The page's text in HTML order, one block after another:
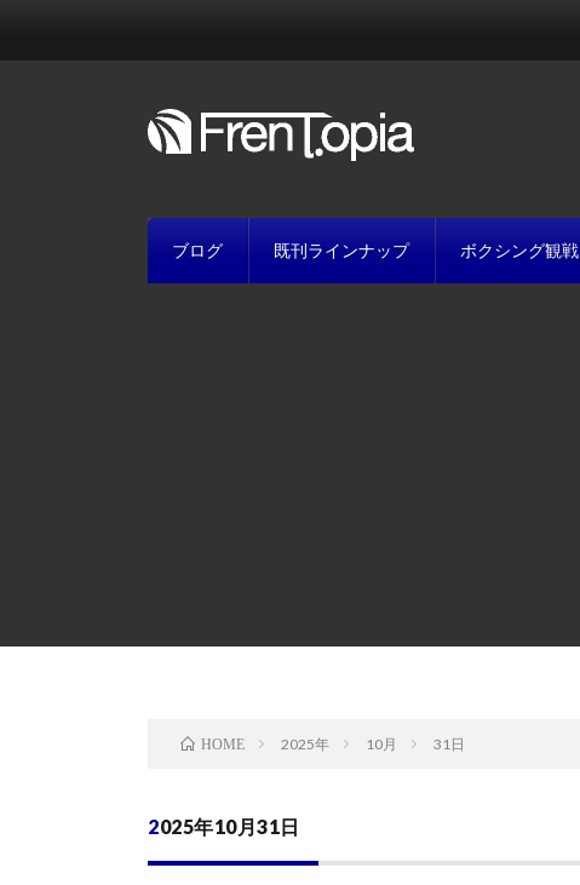
ブログ 既刊ラインナップ ボクシング観戦
HOME 2025年 10月 31日
2025年10月31日